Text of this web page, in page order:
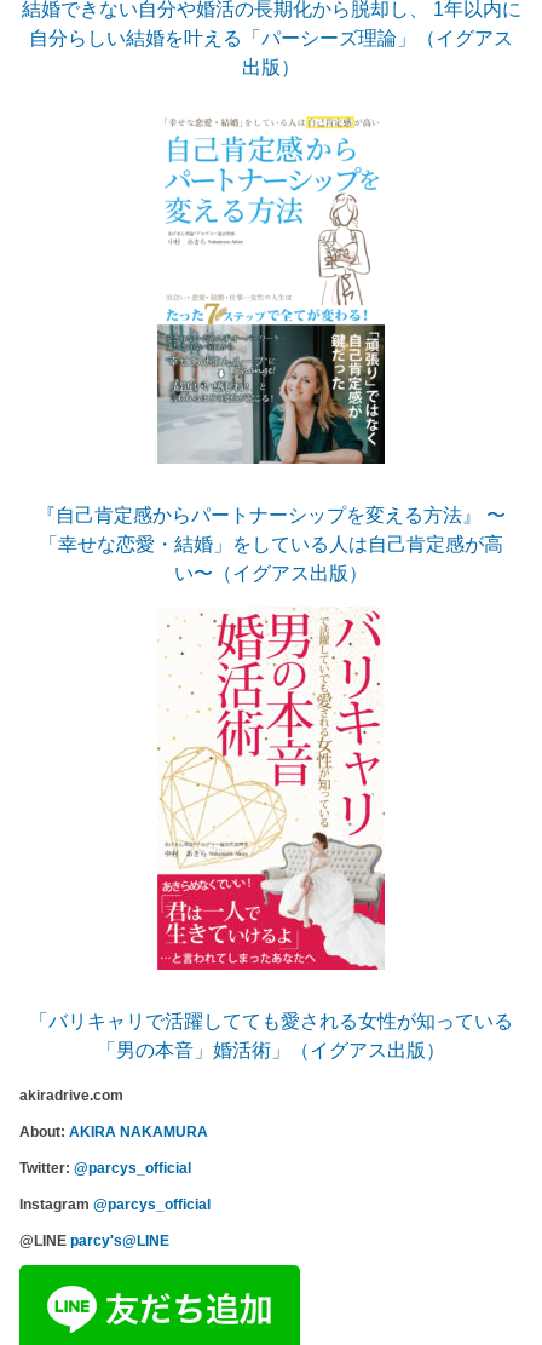
結婚できない自分や婚活の長期化から脱却し、 1年以内に
自分らしい結婚を叶える「パーシーズ理論」（イグアス
出版）
『自己肯定感からパートナーシップを変える方法』 〜
「幸せな恋愛・結婚」をしている人は自己肯定感が高
い〜（イグアス出版）
「バリキャリで活躍してても愛される女性が知っている
「男の本音」婚活術」（イグアス出版）
akiradrive.com
About:AKIRA NAKAMURA
Twitter:@parcys_official
Instagram@parcys_official
@LINEparcy's@LINE